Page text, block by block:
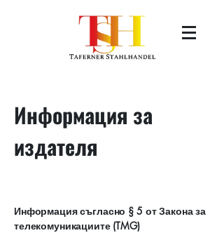
Информация за
издателя
​Информация съгласно § 5 от Закона за
телекомуникациите (TMG)